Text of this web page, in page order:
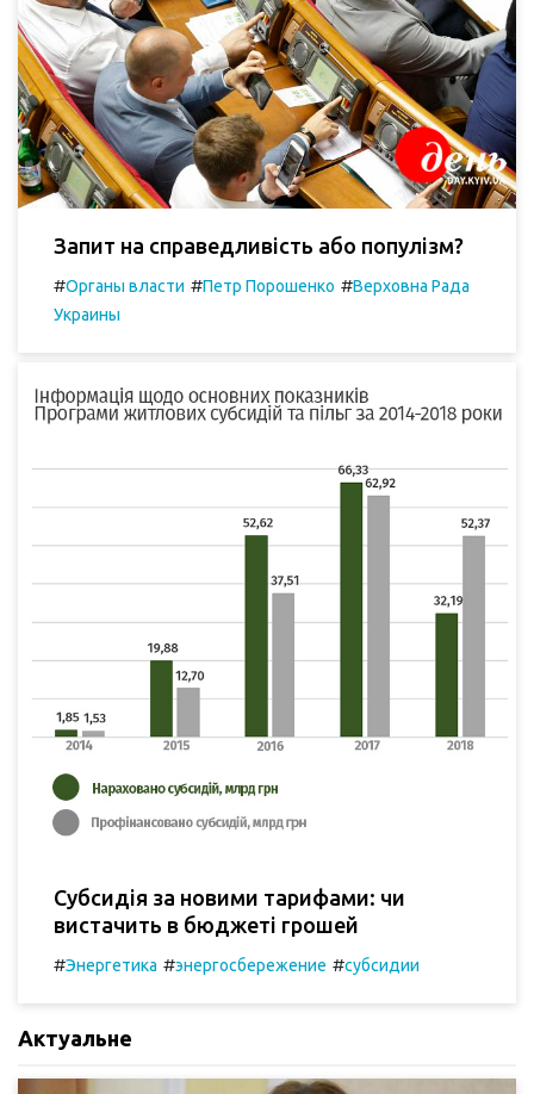
Запит на справедливість або популізм?
#Органы власти #Петр Порошенко #Верховна Рада
Украины
Субсидія за новими тарифами: чи
вистачить в бюджеті грошей
#Энергетика #энергосбережение #субсидии
Актуальне